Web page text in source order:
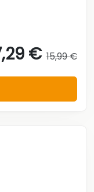
€ 15,99 €